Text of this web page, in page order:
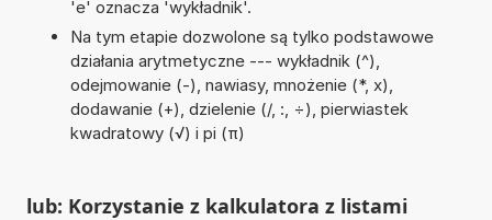
'e' oznacza 'wykładnik'.
Na tym etapie dozwolone są tylko podstawowe
działania arytmetyczne --- wykładnik (^),
odejmowanie (-), nawiasy, mnożenie (*, x),
dodawanie (+), dzielenie (/, :, ÷), pierwiastek
kwadratowy (√) i pi (π)
lub: Korzystanie z kalkulatora z listami